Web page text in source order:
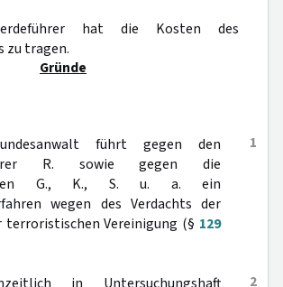
hat die Kosten des
zu tragen.
Gründe
1
führt gegen den
R. sowie gegen die
G., K., S. u. a. ein
wegen des Verdachts der
terroristischen Vereinigung (§ 129
2